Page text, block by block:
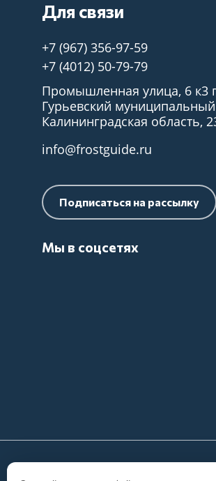
Для связи
+7 (967) 356-97-59
+7 (4012) 50-79-79
Промышленная улица, 6 к3
Гурьевский муниципальный
Калининградская область,
info@frostguide.ru
Подписаться на рассылку
Мы в соцсетях